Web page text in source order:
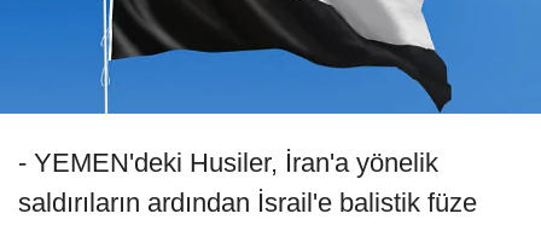
- YEMEN'deki Husiler, İran'a yönelik
saldırıların ardından İsrail'e balistik füze